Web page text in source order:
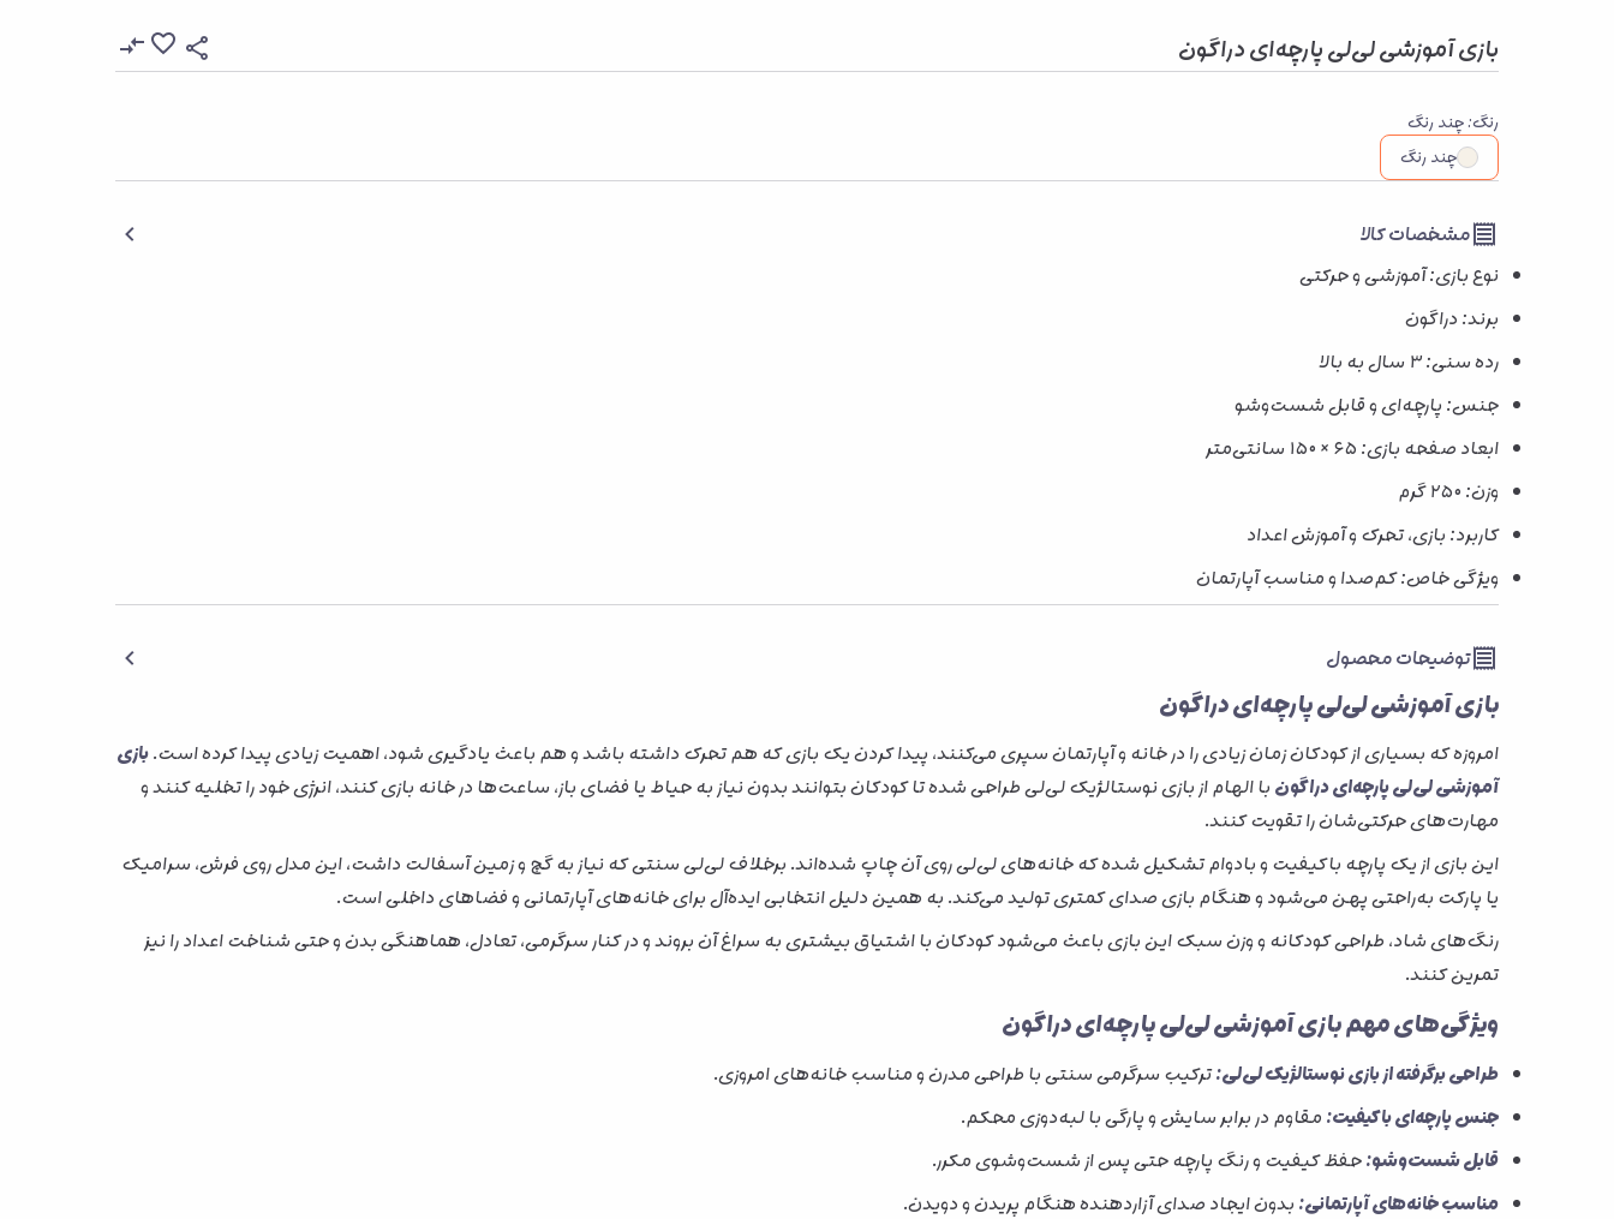
بازی آموزشی لی‌لی پارچه‌ای دراگون
رنگ:چند رنگ
چند رنگ
مشخصات کالا
نوع بازی: آموزشی و حرکتی
برند: دراگون
رده سنی: ۳ سال به بالا
جنس: پارچه‌ای و قابل شست‌وشو
ابعاد صفحه بازی: ۶۵ × ۱۵۰ سانتی‌متر
وزن: ۲۵۰ گرم
کاربرد: بازی، تحرک و آموزش اعداد
ویژگی خاص: کم‌صدا و مناسب آپارتمان
توضیحات محصول
بازی آموزشی لی‌لی پارچه‌ای دراگون
امروزه که بسیاری از کودکان زمان زیادی را در خانه و آپارتمان سپری می‌کنند، پیدا کردن یک بازی که هم تحرک داشته باشد و هم باعث یادگیری شود، اهمیت زیادی پیدا کرده است.بازی
آموزشی لی‌لی پارچه‌ای دراگون با الهام از بازی نوستالژیک لی‌لی طراحی شده تا کودکان بتوانند بدون نیاز به حیاط یا فضای باز، ساعت‌ها در خانه بازی کنند، انرژی خود را تخلیه کنند و
مهارت‌های حرکتی‌شان را تقویت کنند.
این بازی از یک پارچه باکیفیت و بادوام تشکیل شده که خانه‌های لی‌لی روی آن چاپ شده‌اند. برخلاف لی‌لی سنتی که نیاز به گچ و زمین آسفالت داشت، این مدل روی فرش، سرامیک
یا پارکت به‌راحتی پهن می‌شود و هنگام بازی صدای کمتری تولید می‌کند. به همین دلیل انتخابی ایده‌آل برای خانه‌های آپارتمانی و فضاهای داخلی است.
رنگ‌های شاد، طراحی کودکانه و وزن سبک این بازی باعث می‌شود کودکان با اشتیاق بیشتری به سراغ آن بروند و در کنار سرگرمی، تعادل، هماهنگی بدن و حتی شناخت اعداد را نیز
تمرین کنند.
ویژگی‌های مهم بازی آموزشی لی‌لی پارچه‌ای دراگون
طراحی برگرفته از بازی نوستالژیک لی‌لی:ترکیب سرگرمی سنتی با طراحی مدرن و مناسب خانه‌های امروزی.
جنس پارچه‌ای باکیفیت: مقاوم در برابر سایش و پارگی با لبه‌دوزی محکم.
قابل شست‌وشو:حفظ کیفیت و رنگ پارچه حتی پس از شست‌وشوی مکرر.
مناسب خانه‌های آپارتمانی: بدون ایجاد صدای آزاردهنده هنگام پریدن و دویدن.